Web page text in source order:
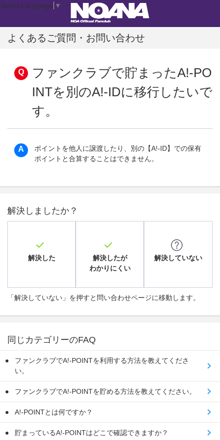
よくあるご質問・お問い合わせ
ファンクラブで貯まったA!-PO
INTを別のA!-IDに移行したいで
す。
ポイントを他人に譲渡したり、別の【A!-ID】での保有
ポイントと合算することはできません。
解決しましたか？
解決した
解決したが
わかりにくい
解決していない
「解決していない」を押すと問い合わせページに移動します。
同じカテゴリーのFAQ
ファンクラブでA!-POINTを利用する方法を教えてくださ
い。
ファンクラブでA!-POINTを貯める方法を教えてください。
A!-POINTとは何ですか？
貯まっているA!-POINTはどこで確認できますか？
Select Language ▼